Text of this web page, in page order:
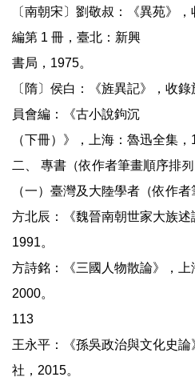
〔南朝宋〕劉敬叔：《異苑》
編第 1 冊，臺北：新興
書局，1975。
〔隋〕侯白：《旌異記》，收
員會編：《古小說鉤沉
（下冊）》，上海：魯迅全集，
二、 專書（依作者筆畫順序排列
（一）臺灣及大陸學者（依作者
方北辰：《魏晉南朝世家大族述
1991。
方詩銘：《三國人物散論》，上
2000。
113
王永平：《孫吳政治與文化史
社，2015。